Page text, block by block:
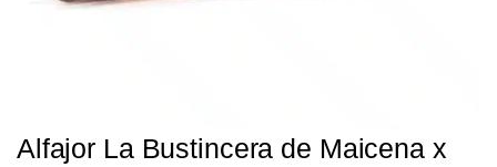
Alfajor La Bustincera de Maicena x